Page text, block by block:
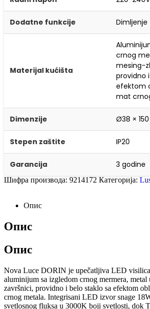
Dodatne funkcije
Materijal kućišta
crnog
mesing-
providno
efektom
mat
Dimenzije Ø38 ×
Stepen zaštite IP20
Garancija 3 godine
Шифра производа: 9214172 Категорија:
Опис
Опис
Опис
Nova Luce DORIN je upečatljiva LED
aluminijum sa izgledom crnog mermera, metal
završnici, providno i belo staklo sa efektom
crnog metala. Integrisani LED izvor snage
svetlosnog fluksa u 3000K boji svetlosti, dok